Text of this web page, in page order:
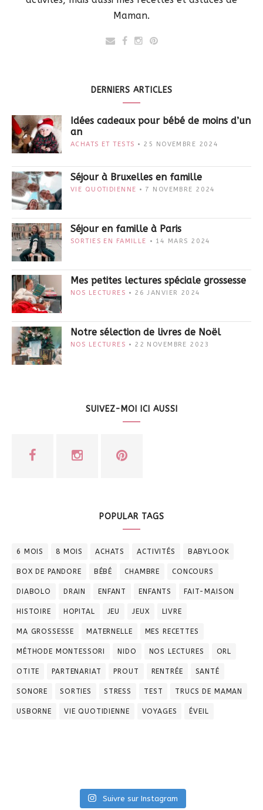
Maman.
DERNIERS ARTICLES
Idées cadeaux pour bébé de moins d’un
an
ACHATS ET TESTS 25 NOVEMBRE 2024
Séjour à Bruxelles en famille
VIE QUOTIDIENNE 7 NOVEMBRE 2024
Séjour en famille à Paris
SORTIES EN FAMILLE 14 MARS 2024
Mes petites lectures spéciale grossesse
NOS LECTURES 26 JANVIER 2024
Notre sélection de livres de Noël
NOS LECTURES 22 NOVEMBRE 2023
SUIVEZ-MOI ICI AUSSI
POPULAR TAGS
6 MOIS 8 MOIS ACHATS ACTIVITÉS BABYLOOK
BOX DE PANDORE BÉBÉ CHAMBRE CONCOURS
DIABOLO DRAIN ENFANT ENFANTS FAIT-MAISON
HISTOIRE HOPITAL JEU JEUX LIVRE
MA GROSSESSE MATERNELLE MES RECETTES
MÉTHODE MONTESSORI NIDO NOS LECTURES ORL
OTITE PARTENARIAT PROUT RENTRÉE SANTÉ
SONORE SORTIES STRESS TEST TRUCS DE MAMAN
USBORNE VIE QUOTIDIENNE VOYAGES ÉVEIL
Suivre sur Instagram